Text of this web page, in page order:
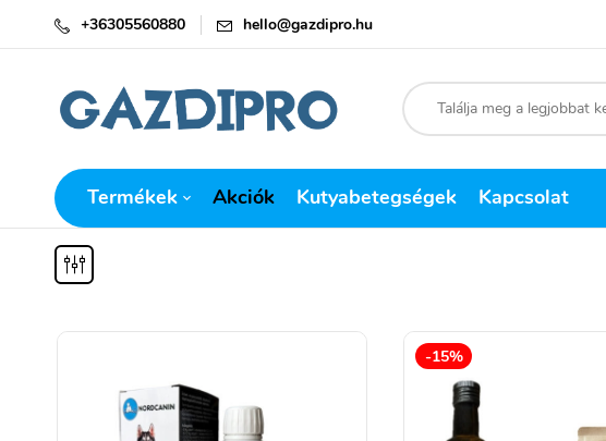
+36305560880 hello@gazdipro.hu
Termékek Akciók Kutyabetegségek Kapcsolat
-15%